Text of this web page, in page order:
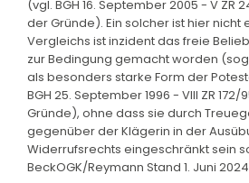
(vgl. BGH 16. September 2005 - V ZR
der Gründe). Ein solcher ist hier nicht
Vergleichs ist inzident das freie
zur Bedingung gemacht worden
als besonders starke Form der
BGH 25. September 1996 - VIII ZR
Gründe), ohne dass sie durch
gegenüber der Klägerin in der
Widerrufsrechts eingeschränkt sein
BeckOGK/Reymann Stand 1. Juni 2024